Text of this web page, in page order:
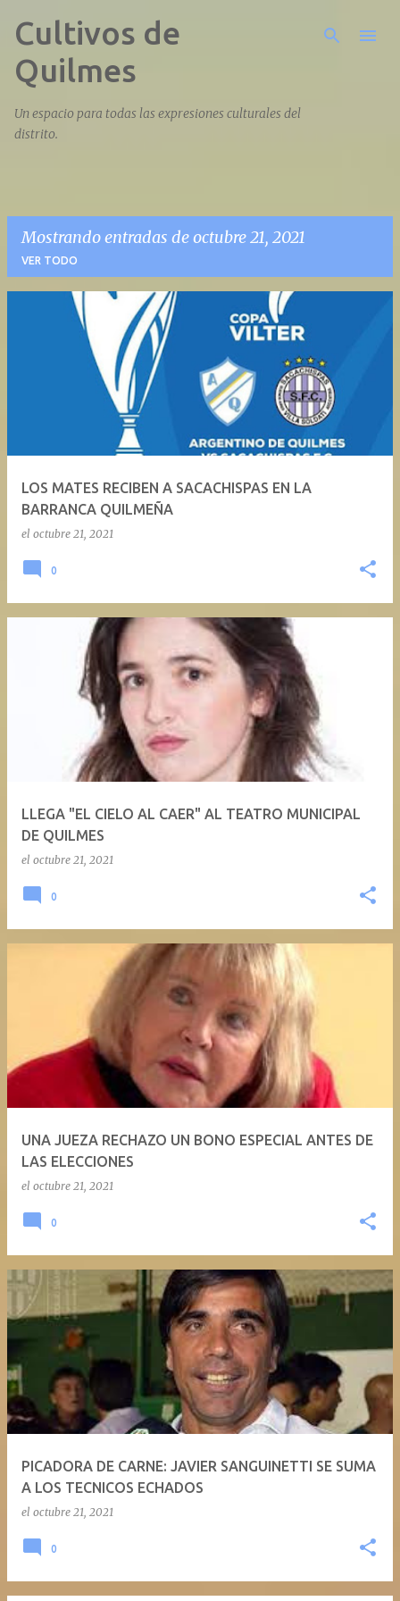
Ir al contenido principal
Cultivos de
Quilmes
Un espacio para todas las expresiones culturales del
distrito.
Mostrando entradas de octubre 21, 2021
VER TODO
LOS MATES RECIBEN A SACACHISPAS EN LA
BARRANCA QUILMEÑA
el octubre 21, 2021
0
LLEGA "EL CIELO AL CAER" AL TEATRO MUNICIPAL
DE QUILMES
el octubre 21, 2021
0
UNA JUEZA RECHAZO UN BONO ESPECIAL ANTES DE
LAS ELECCIONES
el octubre 21, 2021
0
PICADORA DE CARNE: JAVIER SANGUINETTI SE SUMA
A LOS TECNICOS ECHADOS
el octubre 21, 2021
0